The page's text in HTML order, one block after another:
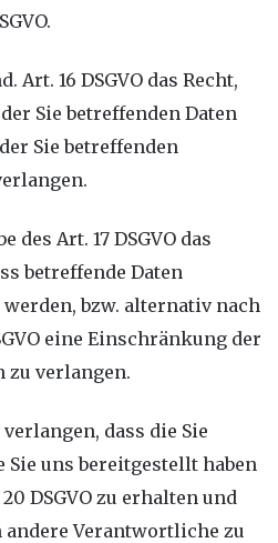
Art. 16 DSGVO das Recht,
Sie betreffenden Daten
Sie betreffenden
des Art. 17 DSGVO das
betreffende Daten
bzw. alternativ nach
eine Einschränkung der
zu verlangen.
dass die Sie
Sie uns bereitgestellt haben
DSGVO zu erhalten und
Verantwortliche zu